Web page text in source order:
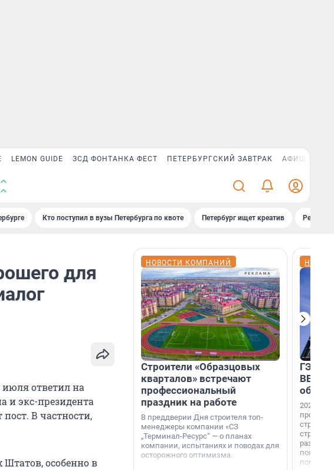
LEMON GUIDE ЗСД ФОНТАНКА ФЕСТ ПЕТЕРБУРГСКИЙ ЗАВТРАК АФИША PLUS
Кто поступил в вузы Петербурга по квоте Петербург ищет креатив
для
июля ответил на
и экс-президента
В частности,
особенно в
НОВОСТИ КОМПАНИЙ
Строители «Образцовых
кварталов» встречают
профессиональный
праздник на работе
В преддверии Дня строителя топ-
менеджеры компании «СЗ
„Терминал-Ресурс“ — о планах
компании, испытаниях и поводах для
осторожного оптимизма.
ГЭС,
ВВП: в
об
2026-й —
раз. В